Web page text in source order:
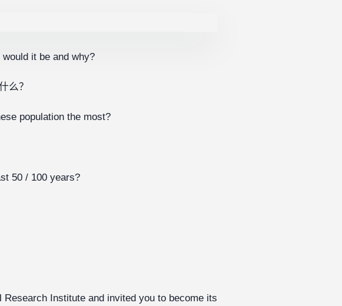
it be and why?
么？
population the most?
50 / 100 years?
Institute and invited you to become its